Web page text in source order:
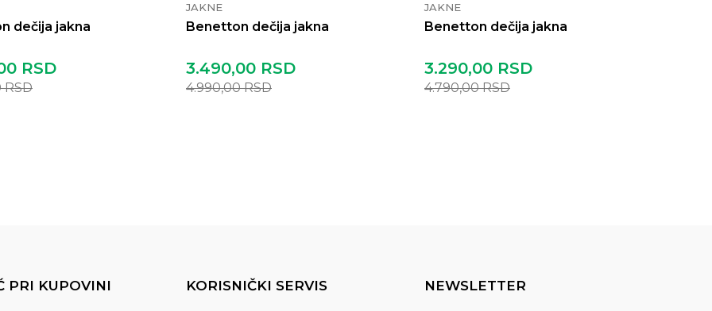
dečija jakna
RSD
RSD
JAKNE
Benetton dečija jakna
3.490,00 RSD
4.990,00RSD
JAKNE
Benetton dečija jakna
3.290,00 RSD
4.790,00RSD
PRI KUPOVINI KORISNIČKI SERVIS NEWSLETTER